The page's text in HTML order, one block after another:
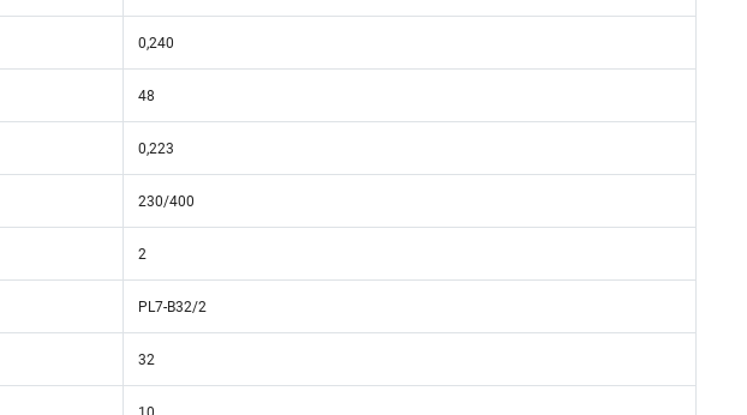
0,240
48
0,223
230/400
2
PL7-B32/2
32